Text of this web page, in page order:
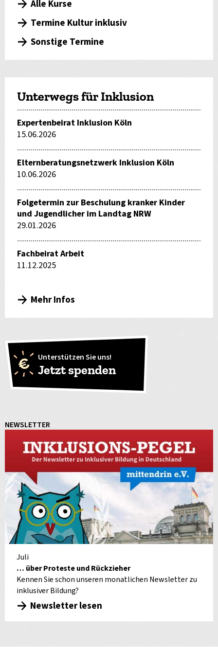
Alle Kurse
Termine Kultur inklusiv
Sonstige Termine
Unterwegs für Inklusion
Expertenbeirat Inklusion Köln
15.06.2026
Elternberatungsnetzwerk Inklusion Köln
10.06.2026
Folgetermin zur Beschulung kranker Kinder
und Jugendlicher im Landtag NRW
29.01.2026
Fachbeirat Arbeit
11.12.2025
Mehr Infos
Unterstützen Sie uns!
Jetzt spenden
NEWSLETTER
Juli
… über Proteste und Rückzieher
Kennen Sie schon unseren monatlichen Newsletter zu
inklusiver Bildung?
Newsletter lesen